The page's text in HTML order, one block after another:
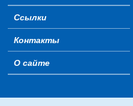
Secondary menu
Ссылки
Контакты
О сайте